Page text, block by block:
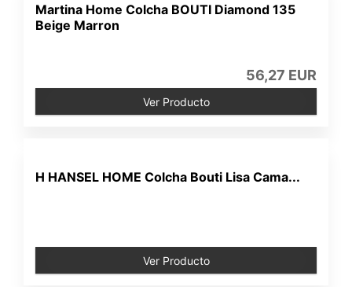
Martina Home Colcha BOUTI Diamond 135
Beige Marron
56,27 EUR
Ver Producto
H HANSEL HOME Colcha Bouti Lisa Cama...
Ver Producto